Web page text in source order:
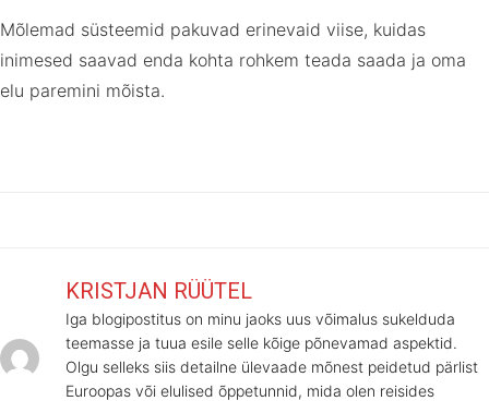
Mõlemad süsteemid pakuvad erinevaid viise, kuidas
inimesed saavad enda kohta rohkem teada saada ja oma
elu paremini mõista.
KRISTJAN RÜÜTEL
Iga blogipostitus on minu jaoks uus võimalus sukelduda
teemasse ja tuua esile selle kõige põnevamad aspektid.
Olgu selleks siis detailne ülevaade mõnest peidetud pärlist
Euroopas või elulised õppetunnid, mida olen reisides